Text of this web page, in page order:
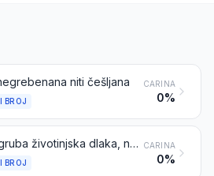
niti češljana
BROJ
CARINA
0%
Fina ili gruba životinjska dlaka, negrebenana niti češljana
BROJ
CARINA
0%